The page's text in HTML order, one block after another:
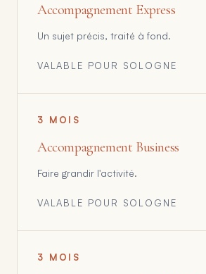
Accompagnement Express
Un sujet précis, traité à fond.
VALABLE POUR SOLOGNE
3 MOIS
Accompagnement Business
Faire grandir l'activité.
VALABLE POUR SOLOGNE
3 MOIS